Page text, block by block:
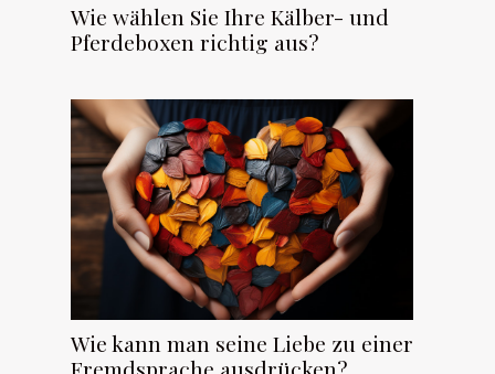
Wie wählen Sie Ihre Kälber- und
Pferdeboxen richtig aus?
Wie kann man seine Liebe zu einer
Fremdsprache ausdrücken?